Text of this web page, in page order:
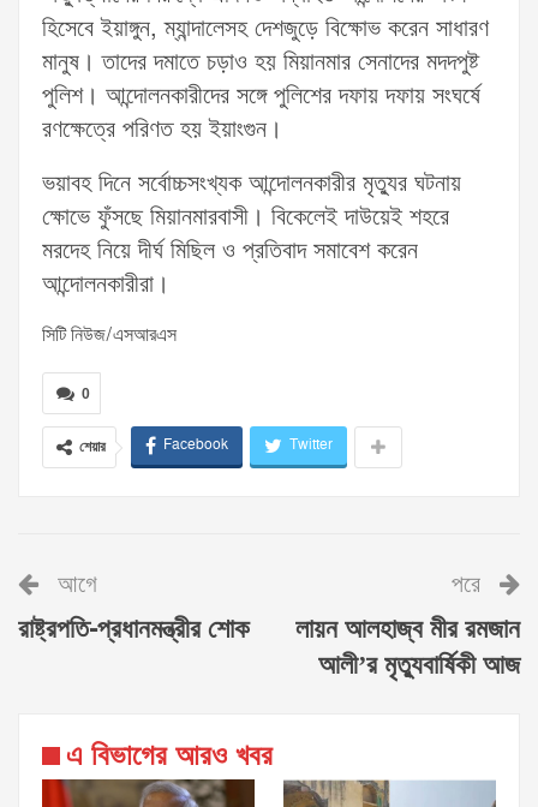
হিসেবে ইয়াঙ্গুন, ম্যান্দালেসহ দেশজুড়ে বিক্ষোভ করেন সাধারণ
মানুষ। তাদের দমাতে চড়াও হয় মিয়ানমার সেনাদের মদদপুষ্ট
পুলিশ। আন্দোলনকারীদের সঙ্গে পুলিশের দফায় দফায় সংঘর্ষে
রণক্ষেত্রে পরিণত হয় ইয়াংগুন।
ভয়াবহ দিনে সর্বোচ্চসংখ্যক আন্দোলনকারীর মৃত্যুর ঘটনায়
ক্ষোভে ফুঁসছে মিয়ানমারবাসী। বিকেলেই দাউয়েই শহরে
মরদেহ নিয়ে দীর্ঘ মিছিল ও প্রতিবাদ সমাবেশ করেন
আন্দোলনকারীরা।
সিটি নিউজ/এসআরএস
0
শেয়ার Facebook Twitter
আগে
রাষ্ট্রপতি-প্রধানমন্ত্রীর শোক
পরে
লায়ন আলহাজ্ব মীর রমজান
আলী’র মৃত্যুবার্ষিকী আজ
এ বিভাগের আরও খবর